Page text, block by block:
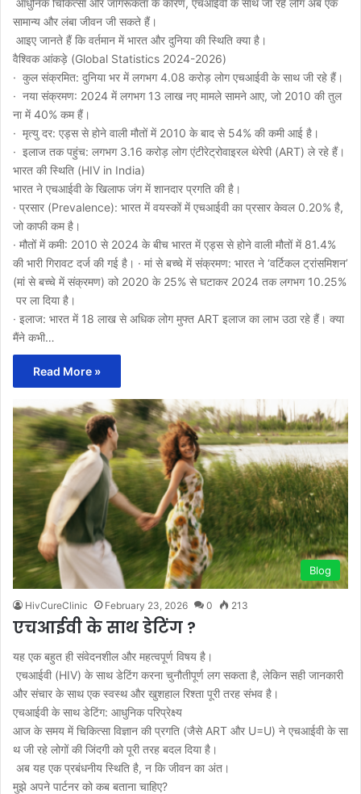
आधुनिक चिकित्सा और जागरूकता के कारण, एचआईवी के साथ जी रहे लोग अब एक
सामान्य और लंबा जीवन जी सकते हैं।
आइए जानते हैं कि वर्तमान में भारत और दुनिया की स्थिति क्या है।
वैश्विक आंकड़े (Global Statistics 2024-2026)
· कुल संक्रमित: दुनिया भर में लगभग 4.08 करोड़ लोग एचआईवी के साथ जी रहे हैं।
· नया संक्रमण: 2024 में लगभग 13 लाख नए मामले सामने आए, जो 2010 की तुल
ना में 40% कम हैं।
· मृत्यु दर: एड्स से होने वाली मौतों में 2010 के बाद से 54% की कमी आई है।
· इलाज तक पहुंच: लगभग 3.16 करोड़ लोग एंटीरेट्रोवाइरल थेरेपी (ART) ले रहे हैं।
भारत की स्थिति (HIV in India)
भारत ने एचआईवी के खिलाफ जंग में शानदार प्रगति की है।
· प्रसार (Prevalence): भारत में वयस्कों में एचआईवी का प्रसार केवल 0.20% है,
जो काफी कम है।
· मौतों में कमी: 2010 से 2024 के बीच भारत में एड्स से होने वाली मौतों में 81.4%
की भारी गिरावट दर्ज की गई है। · मां से बच्चे में संक्रमण: भारत ने ‘वर्टिकल ट्रांसमिशन’
(मां से बच्चे में संक्रमण) को 2020 के 25% से घटाकर 2024 तक लगभग 10.25%
पर ला दिया है।
· इलाज: भारत में 18 लाख से अधिक लोग मुफ्त ART इलाज का लाभ उठा रहे हैं। क्या
मैंने कभी…
Read More »
Blog
HivCureClinic February 23, 2026 0 213
एचआईवी के साथ डेटिंग ?
यह एक बहुत ही संवेदनशील और महत्वपूर्ण विषय है।
एचआईवी (HIV) के साथ डेटिंग करना चुनौतीपूर्ण लग सकता है, लेकिन सही जानकारी
और संचार के साथ एक स्वस्थ और खुशहाल रिश्ता पूरी तरह संभव है।
एचआईवी के साथ डेटिंग: आधुनिक परिप्रेक्ष्य
आज के समय में चिकित्सा विज्ञान की प्रगति (जैसे ART और U=U) ने एचआईवी के सा
थ जी रहे लोगों की जिंदगी को पूरी तरह बदल दिया है।
अब यह एक प्रबंधनीय स्थिति है, न कि जीवन का अंत।
मुझे अपने पार्टनर को कब बताना चाहिए?